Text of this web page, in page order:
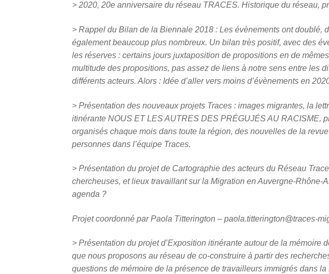
> 2020, 20e anniversaire du réseau TRACES. Historique du réseau,
> Rappel du Bilan de la Biennale 2018 : Les évènements ont doublé,
également beaucoup plus nombreux. Un bilan très positif, avec des
les réserves : certains jours juxtaposition de propositions en de
multitude des propositions, pas assez de liens à notre sens entre les
différents acteurs. Alors : Idée d’aller vers moins d’évènements en
> Présentation des nouveaux projets Traces : images migrantes, la
itinérante NOUS ET LES AUTRES DES PRÉGUJÉS AU RACISME,
organisés chaque mois dans toute la région, des nouvelles de la
personnes dans l’équipe Traces.
> Présentation du projet de Cartographie des acteurs du Réseau
chercheuses, et lieux travaillant sur la Migration en Auvergne-Rhône-
agenda ?
Projet coordonné par Paola Titterington – paola.titterington@traces-
> Présentation du projet d’Exposition itinérante autour de la mémoire
que nous proposons au réseau de co-construire à partir des
questions de mémoire de la présence de travailleurs immigrés dans